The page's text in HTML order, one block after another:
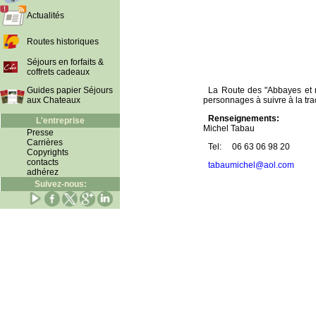
Actualités
Routes historiques
Séjours en forfaits &
coffrets cadeaux
Guides papier Séjours
aux Chateaux
L'entreprise
Presse
Carrières
Copyrights
contacts
adhérez
Suivez-nous:
La Route des "Abbayes
personnages à suivre à la
Renseignements:
Michel Tabau
Tel:
06 63 06 98 20
tabaumichel@aol.com